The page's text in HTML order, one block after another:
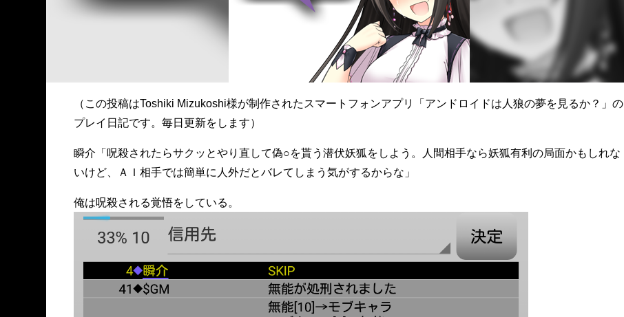
（この投稿はToshiki Mizukoshi様が制作されたスマートフォンアプリ「アンドロイドは人狼の夢を見るか？」の
プレイ日記です。毎日更新をします）
瞬介「呪殺されたらサクッとやり直して偽○を貰う潜伏妖狐をしよう。人間相手なら妖狐有利の局面かもしれな
いけど、ＡＩ相手では簡単に人外だとバレてしまう気がするからな」
俺は呪殺される覚悟をしている。